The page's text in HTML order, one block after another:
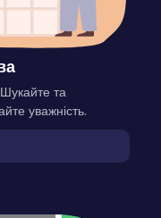
та
уважність.